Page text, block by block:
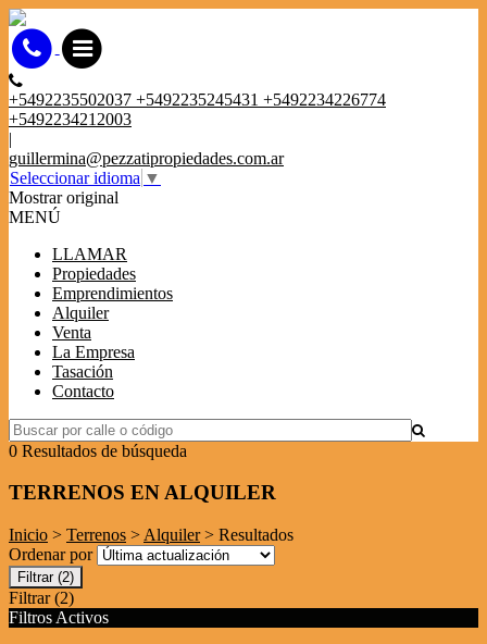
+5492235502037 +5492235245431 +5492234226774
+5492234212003
|
guillermina@pezzatipropiedades.com.ar
Seleccionar idioma ▼
Mostrar original
MENÚ
LLAMAR
Propiedades
Emprendimientos
Alquiler
Venta
La Empresa
Tasación
Contacto
0 Resultados de búsqueda
TERRENOS EN ALQUILER
Inicio > Terrenos > Alquiler> Resultados
Ordenar por
Filtrar (2)
Filtrar (2)
Filtros Activos